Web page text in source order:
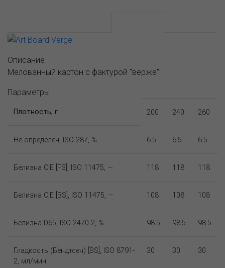
Описание
Мелованный картон с фактурой "верже".
Параметры
Плотность, г 200 240 260
Не определен, ISO 287, % 6.5 6.5 6.5
Белизна CIE [FS], ISO 11475, — 118 118 118
Белизна CIE [BS], ISO 11475, — 108 108 108
Белизна D65, ISO 2470-2, % 98.5 98.5 98.5
Гладкость (Бендтсен) [BS], ISO 8791-
2, мл/мин
30 30 30